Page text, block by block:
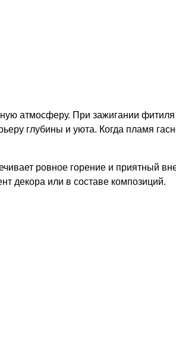
атмосферу. При зажигании фитиля
глубины и уюта. Когда пламя
ровное горение и приятный
декора или в составе композиций.